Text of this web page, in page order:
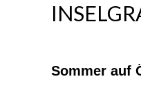
Sommer auf